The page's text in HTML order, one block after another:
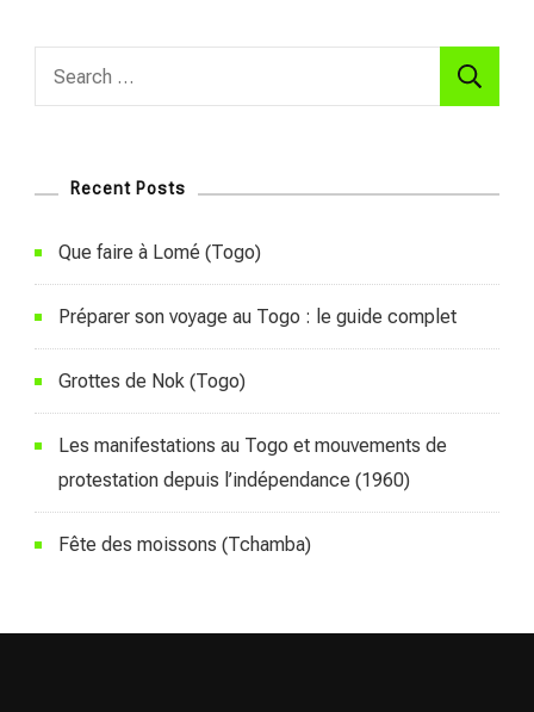
Recent Posts
Que faire à Lomé (Togo)
Préparer son voyage au Togo : le guide complet
Grottes de Nok (Togo)
Les manifestations au Togo et mouvements de
protestation depuis l’indépendance (1960)
Fête des moissons (Tchamba)